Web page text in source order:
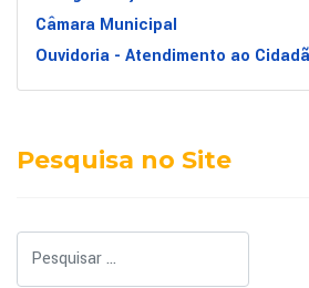
Câmara Municipal
Ouvidoria - Atendimento ao
Pesquisa no Site